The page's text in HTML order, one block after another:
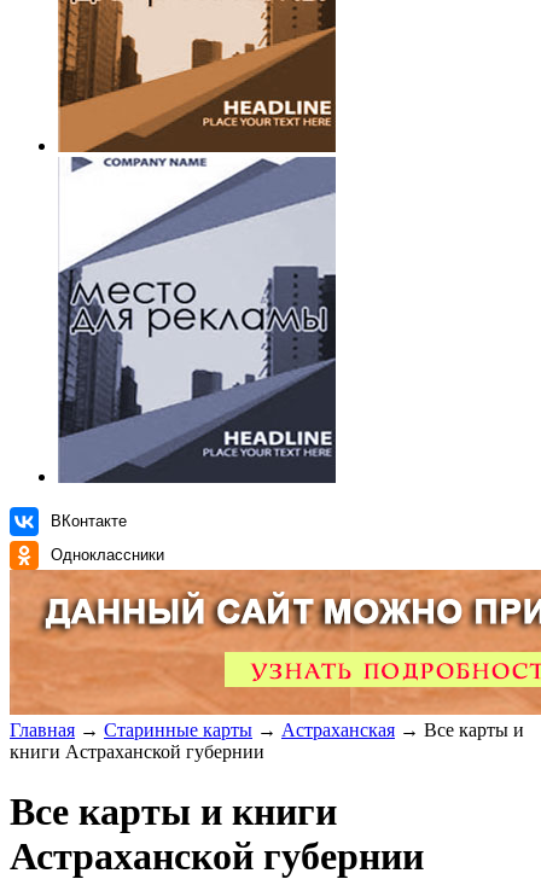
ВКонтакте
Одноклассники
Главная → Старинные карты → Астраханская → Все карты и
книги Астраханской губернии
Все карты и книги
Астраханской губернии